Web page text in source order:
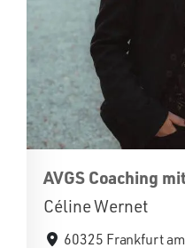
AVGS Coaching
Céline Wernet
60325 Frankfurt